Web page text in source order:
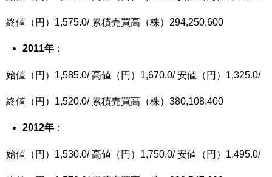
終値（円）1,575.0/ 累積売買高（株）294,250,600
2011年 ：
始値（円）1,585.0/ 高値（円）1,670.0/ 安値（円）1,325.0/
終値（円）1,520.0/ 累積売買高（株）380,108,400
2012年 ：
始値（円）1,530.0/ 高値（円）1,750.0/ 安値（円）1,495.0/